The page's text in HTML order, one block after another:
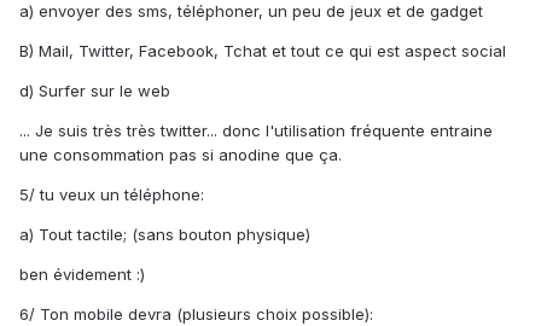
a) envoyer des sms, téléphoner, un peu de jeux et de gadget
B) Mail, Twitter, Facebook, Tchat et tout ce qui est aspect social
d) Surfer sur le web
... Je suis très très twitter... donc l'utilisation fréquente entraine
une consommation pas si anodine que ça.
5/ tu veux un téléphone:
a) Tout tactile; (sans bouton physique)
ben évidement :)
6/ Ton mobile devra (plusieurs choix possible):